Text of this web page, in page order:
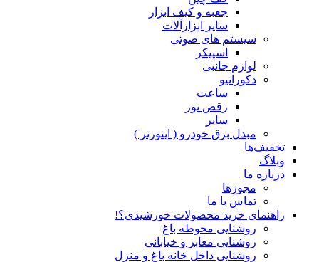
جعبه و کیف ابزار
سایر ابزارآلات
سیستم های صوتی
اسپیکر
لوازم جانبی
دکوراتیو
ساعت
رقص نور
سایر
مبدل برق خودرو ( اینورتر )
تخفیف‌ها
وبلاگ
درباره ما
مجوزها
تماس با ما
راهنمای خرید محصولات خورشیدی؟!
روشنایی محوطه باغ
روشنایی معابر و خیابانی
روشنایی داخل خانه باغ و منزل